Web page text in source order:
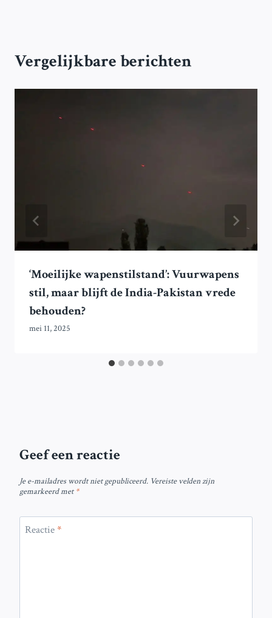
Vergelijkbare berichten
‘Moeilijke wapenstilstand’: Vuurwapens
stil, maar blijft de India-Pakistan vrede
behouden?
mei 11, 2025
Geef een reactie
Je e-mailadres wordt niet gepubliceerd. Vereiste velden zijn
gemarkeerd met*
Reactie*